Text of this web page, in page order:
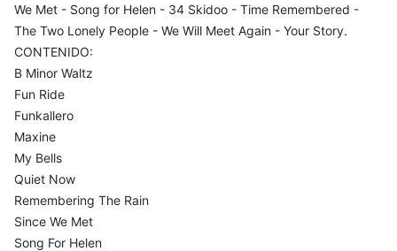
We Met - Song for Helen - 34 Skidoo - Time Remembered -
The Two Lonely People - We Will Meet Again - Your Story.
CONTENIDO:
B Minor Waltz
Fun Ride
Funkallero
Maxine
My Bells
Quiet Now
Remembering The Rain
Since We Met
Song For Helen